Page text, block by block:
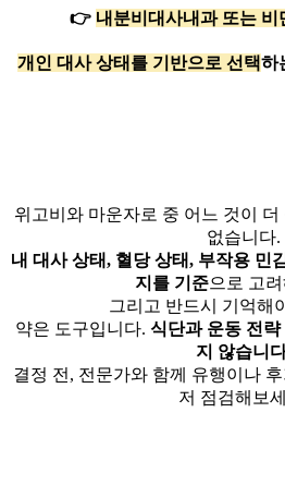
👉 내분비대사내과 또는 비
개인 대사 상태를 기반으로 선택하
위고비와 마운자로 중 어느 것이
없습니다.
내 대사 상태, 혈당 상태, 부작용 민
지를 기준으로 고
그리고 반드시 기억해
약은 도구입니다. 식단과 운동 전
지 않습니
결정 전, 전문가와 함께 유행이나
저 점검해보